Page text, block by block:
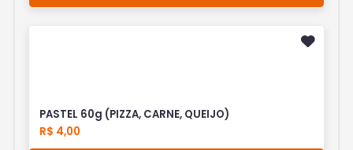
PASTEL 60g (PIZZA, CARNE, QUEIJO)
R$ 4,00